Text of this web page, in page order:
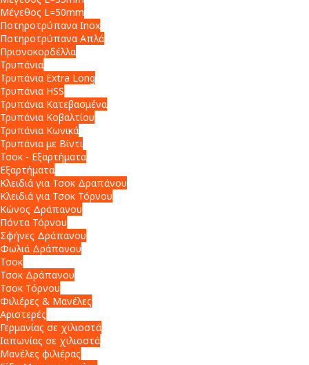
Μέγεθος L=50mm
Ποτηροτρύπανα Inox
Ποτηροτρύπανα Απλά
Πριονοκορδέλλα
Τρυπάνια
Τρυπάνια Extra Long
Τρυπάνια HSS
Τρυπάνια Κατεβασμένα
Τρυπάνια Κοβαλτίου
Τρυπάνια Κωνικά
Τρυπάνια με Βίντι
Τσοκ - Εξαρτήματα
Εξαρτήματα
Κλειδιά για Τσοκ Δραπάνου
Κλειδιά για Τσοκ Τόρνου
Κώνος Δράπανου
Πόντα Τόρνου
Σφήνες Δράπανου
Φωλιά Δράπανου
Τσοκ
Τσοκ Δράπανου
Τσοκ Τόρνου
Φιλιέρες & Μανέλες
Αριστερές
Γερμανίας σε χιλιοστά
Ιαπωνίας σε χιλιοστά
Μανέλες φιλιέρας